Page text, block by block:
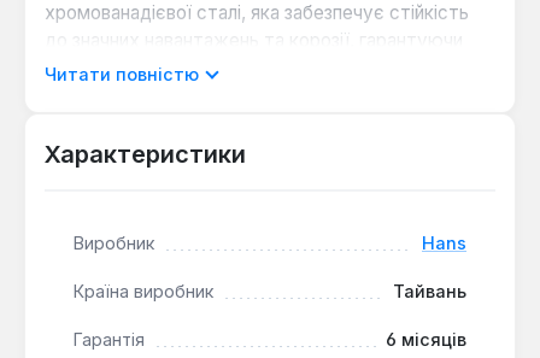
хромованадієвої сталі, яка забезпечує стійкість
до значних навантажень та корозії, гарантуючи
тривалий термін служби. Г-подібна конструкція
Розмір головки 17 мм є одним із найпоширеніших
надійний хват, запобігає ковзанню та дозволяє
сприяє розширенню функціональності
використанні.
Читати повністю
Характеристики
Виробник Hans
Країна виробник Тайвань
Гарантія 6 місяців